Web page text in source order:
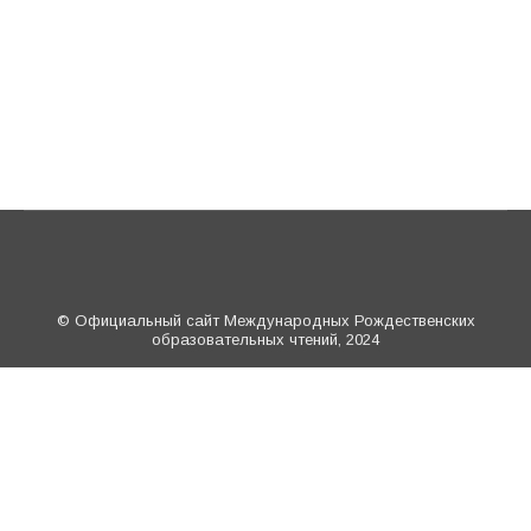
© Официальный сайт Международных Рождественских
образовательных чтений, 2024